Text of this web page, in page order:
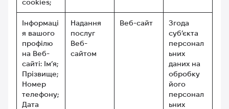
cookies;
Інформаці
я вашого
профілю
на Веб-
сайті: Ім’я;
Прізвище;
Номер
телефону;
Дата
Надання
послуг
Веб-
сайтом
Веб-сайт
Згода
суб’єкта
персонал
ьних
даних на
обробку
його
персонал
ьних